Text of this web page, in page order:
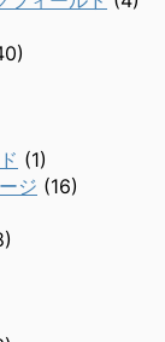
(1)
ジ (16)